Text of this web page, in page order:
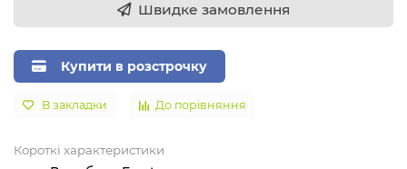
Швидке замовлення
Купити в розстрочку
В закладки До порівняння
Короткі характеристики